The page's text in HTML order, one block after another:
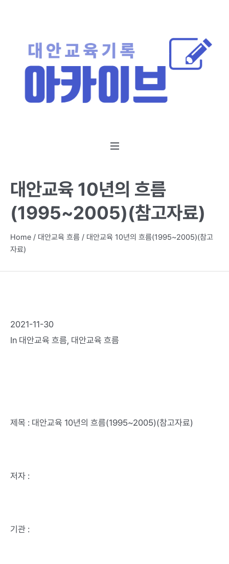
대안교육 10년의 흐름
(1995~2005)(참고자료)
Home / 대안교육 흐름 / 대안교육 10년의 흐름(1995~2005)(참고
자료)
2021-11-30
In 대안교육 흐름, 대안교육 흐름
제목 : 대안교육 10년의 흐름(1995~2005)(참고자료)
저자 :
기관 :